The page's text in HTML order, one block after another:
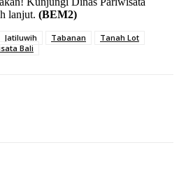
lanjut. (BEM2)
Jatiluwih Tabanan
Tanah Lot
Bali